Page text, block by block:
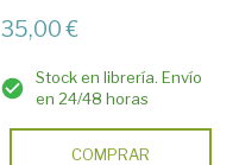
35,00 €
Stock en librería. Envío
en 24/48 horas
COMPRAR